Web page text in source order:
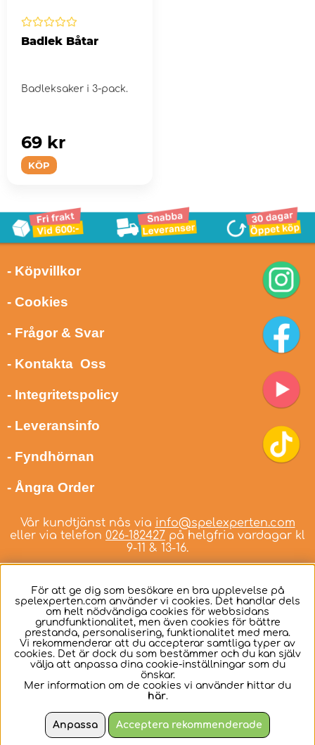
Badlek Båtar
Badleksaker i 3-pack.
KÖP
69 kr
- Köpvillkor
- Cookies
- Frågor & Svar
- Kontakta Oss
- Integritetspolicy
- Leveransinfo
- Fyndhörnan
- Ångra Order
Vår kundtjänst nås via info@spelexperten.com
eller via telefon 026-182427 på helgfria vardagar kl
9-11 & 13-16.
Svenska
För att ge dig som besökare en bra upplevelse på
spelexperten.com använder vi cookies. Det handlar dels
om helt nödvändiga cookies för webbsidans
grundfunktionalitet, men även cookies för bättre
prestanda, personalisering, funktionalitet med mera.
Vi rekommenderar att du accepterar samtliga typer av
cookies. Det är dock du som bestämmer och du kan själv
välja att anpassa dina cookie-inställningar som du
önskar.
Mer information om de cookies vi använder hittar du
här.
Anpassa Acceptera rekommenderade